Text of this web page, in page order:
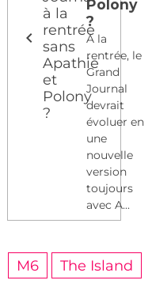
Polony
?
A la
rentrée, le
Grand
Journal
devrait
évoluer en
une
nouvelle
version
toujours
avec A...
M6 The Island